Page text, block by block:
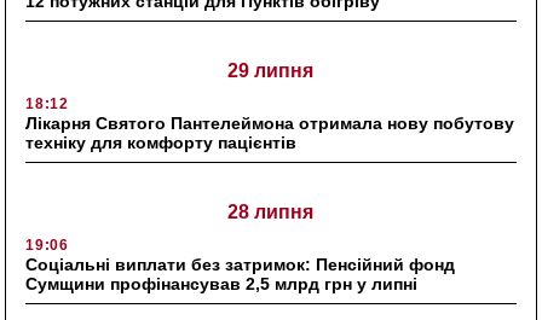
29 липня
18:12
Лікарня Святого Пантелеймона отримала нову побутову
техніку для комфорту пацієнтів
28 липня
19:06
Соціальні виплати без затримок: Пенсійний фонд
Сумщини профінансував 2,5 млрд грн у липні